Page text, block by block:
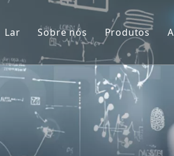
Lar Sobre nós Produtos
Modelos
Modelos
Tecido
Avaliação